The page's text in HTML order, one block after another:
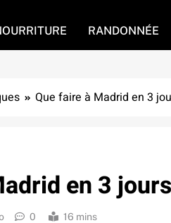
RANDONNÉE
Que faire à Madrid en 3
en 3
0 16 mins